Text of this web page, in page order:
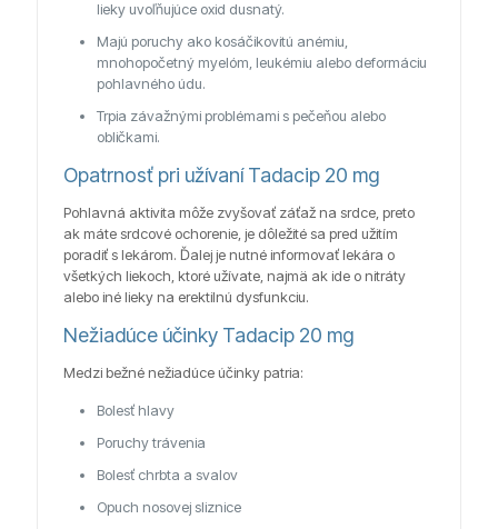
lieky uvoľňujúce oxid dusnatý.
Majú poruchy ako kosáčikovitú anémiu,
mnohopočetný myelóm, leukémiu alebo deformáciu
pohlavného údu.
Trpia závažnými problémami s pečeňou alebo
obličkami.
Opatrnosť pri užívaní Tadacip 20 mg
Pohlavná aktivita môže zvyšovať záťaž na srdce, preto
ak máte srdcové ochorenie, je dôležité sa pred užitím
poradiť s lekárom. Ďalej je nutné informovať lekára o
všetkých liekoch, ktoré užívate, najmä ak ide o nitráty
alebo iné lieky na erektilnú dysfunkciu.
Nežiadúce účinky Tadacip 20 mg
Medzi bežné nežiadúce účinky patria:
Bolesť hlavy
Poruchy trávenia
Bolesť chrbta a svalov
Opuch nosovej sliznice